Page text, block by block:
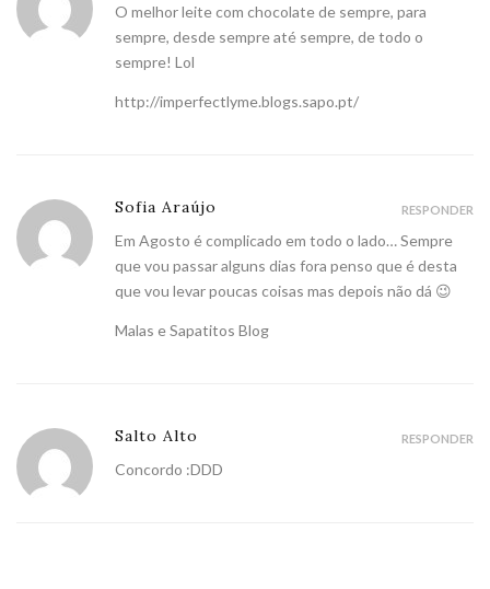
O melhor leite com chocolate de sempre, para
sempre, desde sempre até sempre, de todo o
sempre! Lol
http://imperfectlyme.blogs.sapo.pt/
Sofia Araújo
Em Agosto é complicado em todo o lado… Sempre
que vou passar alguns dias fora penso que é desta
que vou levar poucas coisas mas depois não dá 😉
Malas e Sapatitos Blog
RESPONDER
Salto Alto
Concordo :DDD
RESPONDER